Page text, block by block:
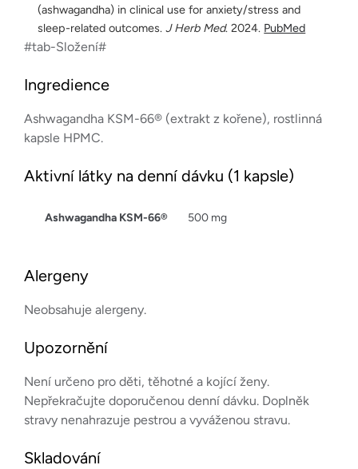
(ashwagandha) in clinical use for anxiety/stress and
sleep-related outcomes.J Herb Med. 2024. PubMed
#tab-Složení#
Ingredience
Ashwagandha KSM-66® (extrakt z kořene), rostlinná
kapsle HPMC.
Aktivní látky na denní dávku (1 kapsle)
Ashwagandha KSM-66® 500 mg
Alergeny
Neobsahuje alergeny.
Upozornění
Není určeno pro děti, těhotné a kojící ženy.
Nepřekračujte doporučenou denní dávku. Doplněk
stravy nenahrazuje pestrou a vyváženou stravu.
Skladování